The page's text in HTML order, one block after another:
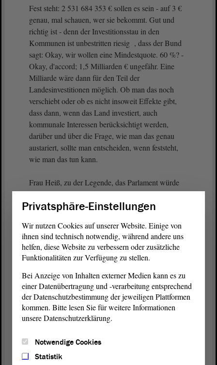
Fest steht: 2 531 684 353 € sollen es sein - auf 3 €
genau, mal schauen, wer sie bekommt. Gut und
richtig ist - denn der Investitionsstau in den
Kommunen ist unbestritten riesig , dass der Bund
sagt: Okay, wir wollen eine Mindestquote. 60 %? -
Okay, d'accord; 1,5 Milliarden € ungefähr. Eine
Milliarde wäre dann für den Teil der
Landesinvestitionen möglich. Ob man das noch
verschiebt oder ob es nicht insoweit Effekte gibt,
dass dann, wenn das Land investiert, auch
kommunale Interessen berücksichtigt werden,
darüber und über die Frage, wie man das genau
austariert, sollte man entscheiden, wenn feststeht,
wie man das tun kann.
Frau Heiß, zu der Legende, das Parlament würde
außen vor bleiben: Sie sind Mitglied des
Legislativorgans. Sie werden an dem
der Form, wie Sie persönlich sich das wünschen,
aber Sie haben hier im Hohen Haus die Chance,
dem zuzustimmen.
(Cornelia Lüddemann, GRÜNE, lacht)
Ich würde jetzt noch einmal überlegen, wie das mit
dem Haushaltsgesetz war.
Ich kann mich nicht erinnern, dass Die Linke
Privatsphäre-Einstellungen
Wir nutzen Cookies auf unserer Website. Einige von
ihnen sind technisch notwendig, während andere uns
helfen, diese Website zu verbessern oder zusätzliche
Funktionalitäten zur Verfügung zu stellen.
Bei Anzeige von Inhalten externer Medien kann es zu
einer Datenübertragung und -verarbeitung entsprechend
der Datenschutzbestimmung der jeweiligen Plattformen
kommen. Bitte lesen Sie für weitere Informationen
unsere Datenschutzerklärung.
Notwendige Cookies
Statistik